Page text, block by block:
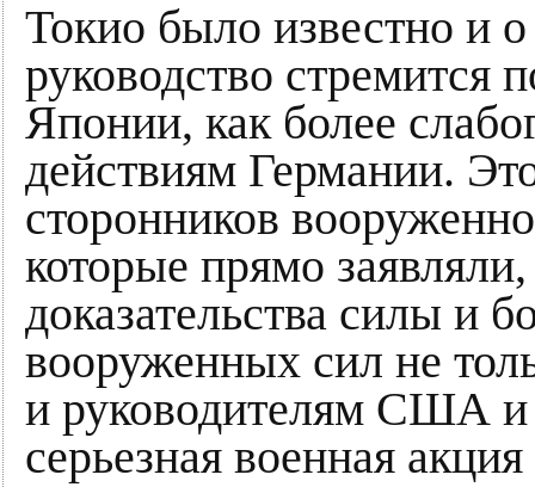
Токио было известно и
руководство стремится
Японии, как более
действиям Германии.
сторонников
которые прямо
доказательства силы и
вооруженных сил не
и руководителям США
серьезная военная